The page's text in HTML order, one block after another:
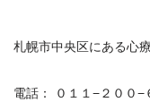
札幌市中央区にある心
電話： ０１１−２００−